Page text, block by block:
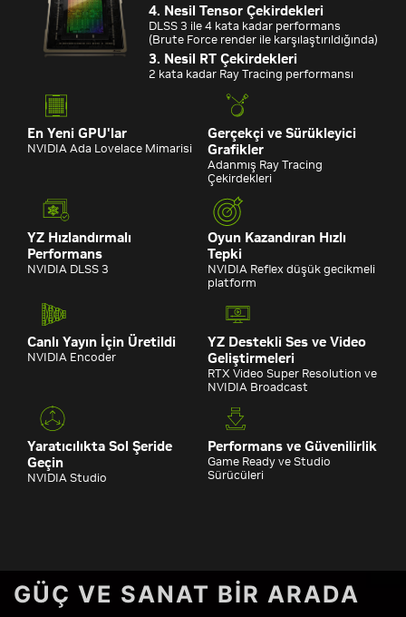
4. Nesil Tensor Çekirdekleri
DLSS 3 ile 4 kata kadar performans
(Brute Force render ile karşılaştırıldığında)
3. Nesil RT Çekirdekleri
2 kata kadar Ray Tracing performansı
En Yeni GPU'lar
NVIDIA Ada Lovelace Mimarisi
Gerçekçi ve Sürükleyici
Grafikler
Adanmış Ray Tracing
Çekirdekleri
YZ Hızlandırmalı
Performans
NVIDIA DLSS 3
Oyun Kazandıran Hızlı
Tepki
NVIDIA Reflex düşük gecikmeli
platform
Canlı Yayın İçin Üretildi
NVIDIA Encoder
YZ Destekli Ses ve Video
Geliştirmeleri
RTX Video Super Resolution ve
NVIDIA Broadcast
Yaratıcılıkta Sol Şeride
Geçin
NVIDIA Studio
Performans ve Güvenilirlik
Game Ready ve Studio
Sürücüleri
GÜÇ VE SANAT BIR ARADA